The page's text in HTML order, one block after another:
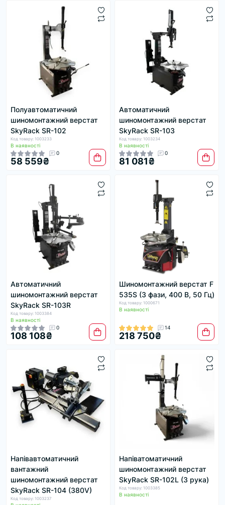
Полуавтоматичний
шиномонтажний верстат
SkyRack SR-102
Код товару: 1003233
В наявності
0
58 559₴
Автоматичний
шиномонтажний верстат
SkyRack SR-103
Код товару: 1003234
В наявності
0
81 081₴
Автоматичний
шиномонтажний верстат
SkyRack SR-103R
Код товару: 1003384
В наявності
0
108 108₴
Шиномонтажний верстат F
535S (3 фази, 400 В, 50 Гц)
Код товару: 1000671
В наявності
14
218 750₴
Напівавтоматичний
вантажний
шиномонтажний верстат
SkyRack SR-104 (380V)
Код товару: 1003237
Напіватоматичний
шиномонтажний верстат
SkyRack SR-102L (3 рука)
Код товару: 1003385
В наявності